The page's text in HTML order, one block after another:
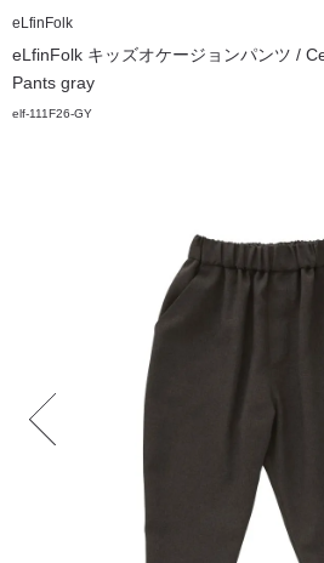
eLfinFolk
eLfinFolk キッズオケージョンパンツ /
Pants gray
elf-111F26-GY